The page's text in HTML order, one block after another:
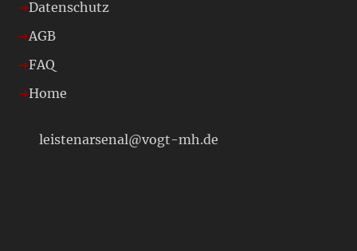
Datenschutz
AGB
FAQ
Home
leistenarsenal@vogt-mh.de